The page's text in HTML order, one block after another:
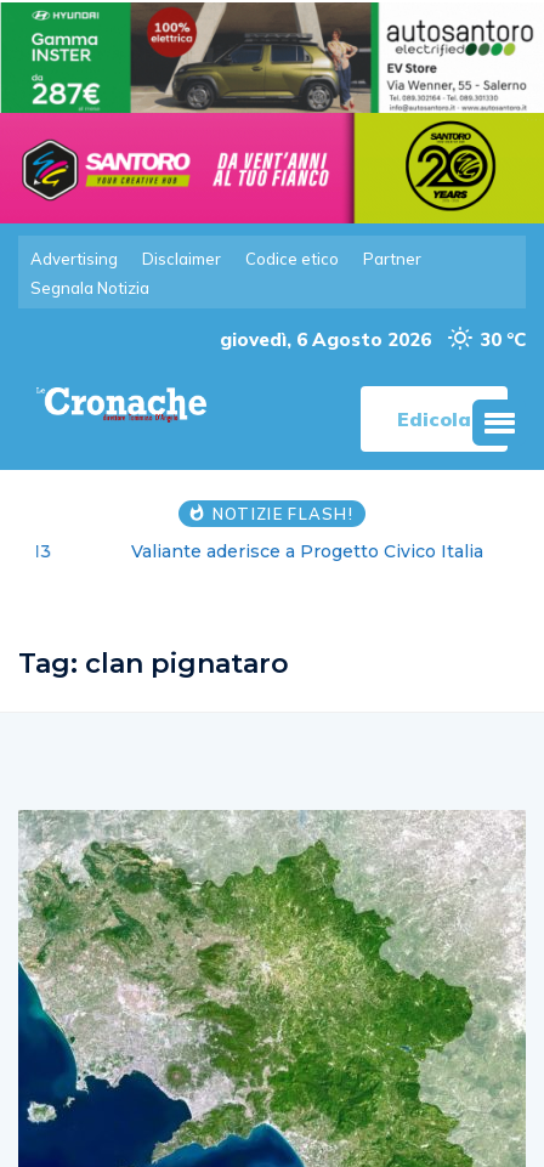
Advertising Disclaimer Codice etico
Partner
Segnala Notizia
giovedì, 6 Agosto 2026 30 °C
Edicola
NOTIZIE FLASH!
Valiante aderisce a Progetto Civico Italia